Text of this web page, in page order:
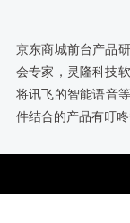
京东商城前台产品
会专家，灵隆科技
将讯飞的智能语音
件结合的产品有叮